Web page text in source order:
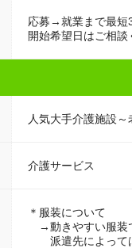
応募→就業まで最短
開始希望日はご相談
人気大手介護施設～
介護サービス
＊服装について
→動きやすい服装
派遣先によって